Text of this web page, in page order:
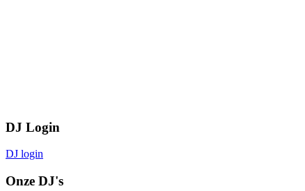
DJ Login
DJ login
Onze DJ's